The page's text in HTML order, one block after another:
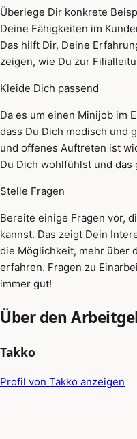
Überlege Dir konkrete
Deine Fähigkeiten im
Das hilft Dir, Deine
zeigen, wie Du zur
Kleide Dich passend
Da es um einen Minijob im
dass Du Dich modisch und
und offenes Auftreten ist
Du Dich wohlfühlst und
Stelle Fragen
Bereite einige Fragen vor,
kannst. Das zeigt Dein
die Möglichkeit, mehr über
erfahren. Fragen zu
immer gut!
Über den
Takko
Profil von Takko anzeigen